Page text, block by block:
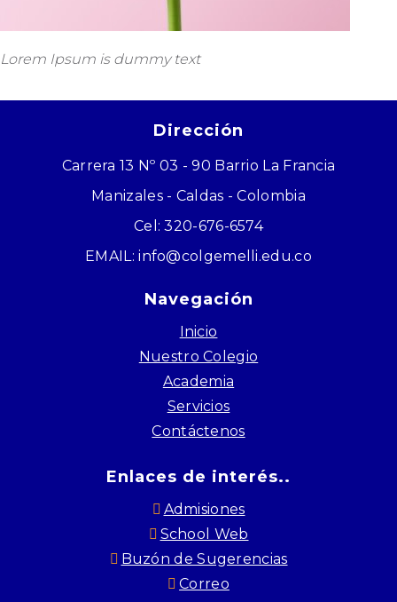
Lorem Ipsum is dummy text
Dirección
Carrera 13 Nº 03 - 90 Barrio La Francia
Manizales - Caldas - Colombia
Cel: 320-676-6574
EMAIL: info@colgemelli.edu.co
Navegación
Inicio
Nuestro Colegio
Academia
Servicios
Contáctenos
Enlaces de interés..
Admisiones
School Web
Buzón de Sugerencias
Correo